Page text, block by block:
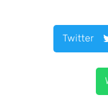
Twitter